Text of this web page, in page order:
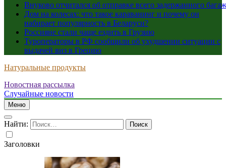
Внуково отчитался об отправке всего задержанного
Дом на колесах: что такое караванинг и почему он
набирает популярность в Беларуси?
Россияне стали чаще ездить в Грузию
Туроператоры в РФ сообщили об ухудшении ситуации с
выдачей виз в Грецию
Натуральные продукты
Новостная рассылка
Случайные новости
Меню
Найти:
Заголовки